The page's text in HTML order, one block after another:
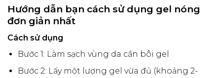
Hướng dẫn bạn cách sử dụng gel nóng
đơn giản nhất
Cách sử dụng
Bước 1: Làm sạch vùng da cần bôi gel
Bước 2: Lấy một lượng gel vừa đủ (khoảng 2-